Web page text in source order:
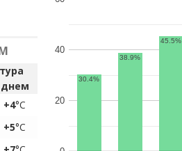
днем
+4°C
+5°C
20
40
30.4%
38.9%
45.5%